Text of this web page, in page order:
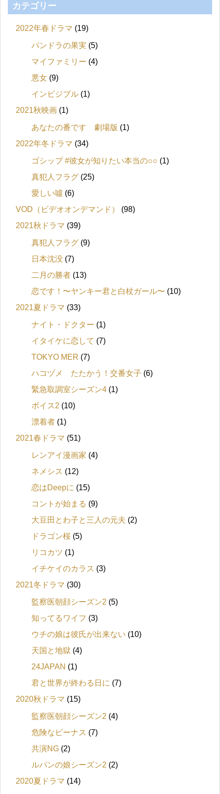
カテゴリー
2022年春ドラマ (19)
パンドラの果実 (5)
マイファミリー (4)
悪女 (9)
インビジブル (1)
2021秋映画 (1)
あなたの番です 劇場版 (1)
2022年冬ドラマ (34)
ゴシップ #彼女が知りたい本当の○○ (1)
真犯人フラグ (25)
愛しい噓 (6)
VOD（ビデオオンデマンド）
(98)
2021秋ドラマ (39)
真犯人フラグ (9)
日本沈没 (7)
二月の勝者 (13)
恋です！〜ヤンキー君と白杖ガール〜 (10)
2021夏ドラマ (33)
ナイト・ドクター (1)
イタイケに恋して (7)
TOKYO MER (7)
ハコヅメ たたかう！交番女子 (6)
緊急取調室シーズン4 (1)
ボイス2 (10)
漂着者 (1)
2021春ドラマ (51)
レンアイ漫画家 (4)
ネメシス (12)
恋はDeepに (15)
コントが始まる (9)
大豆田とわ子と三人の元夫 (2)
ドラゴン桜 (5)
リコカツ (1)
イチケイのカラス (3)
2021冬ドラマ (30)
監察医朝顔シーズン2 (5)
知ってるワイフ (3)
ウチの娘は彼氏が出来ない (10)
天国と地獄 (4)
24JAPAN (1)
君と世界が終わる日に (7)
2020秋ドラマ (15)
監察医朝顔シーズン2 (4)
危険なビーナス (7)
共演NG (2)
ルパンの娘シーズン2 (2)
2020夏ドラマ (14)